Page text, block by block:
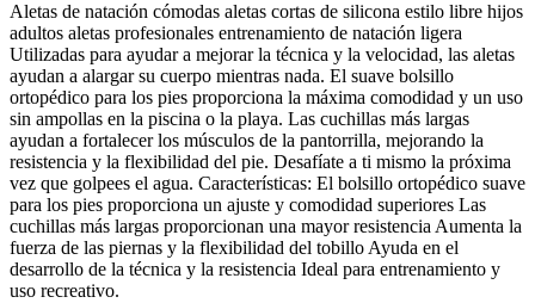
Aletas de natación cómodas aletas cortas de silicona estilo libre hijos
adultos aletas profesionales entrenamiento de natación ligera
Utilizadas para ayudar a mejorar la técnica y la velocidad, las aletas
ayudan a alargar su cuerpo mientras nada. El suave bolsillo
ortopédico para los pies proporciona la máxima comodidad y un uso
sin ampollas en la piscina o la playa. Las cuchillas más largas
ayudan a fortalecer los músculos de la pantorrilla, mejorando la
resistencia y la flexibilidad del pie. Desafíate a ti mismo la próxima
vez que golpees el agua. Características: El bolsillo ortopédico suave
para los pies proporciona un ajuste y comodidad superiores Las
cuchillas más largas proporcionan una mayor resistencia Aumenta la
fuerza de las piernas y la flexibilidad del tobillo Ayuda en el
desarrollo de la técnica y la resistencia Ideal para entrenamiento y
uso recreativo.